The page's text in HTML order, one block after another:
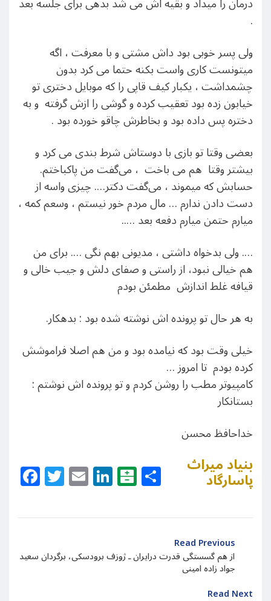
.
ولی پسر خوبی بود داش مشتی و با معرفت ، اگه
میتونست کاری واست بکنه حتما می کرد بدون
چشمداشت ، یکبار کیف قاپی را که موبایل دختری تو
خیابون زده بود تعقیب کرده و گوشی را ازش گرفته و به
دختره پس داده بود و بخاطرش چاقو خورده بود .
بعضی وقتا تو بازی با دوستاش شرط بندی می کرد و
بیشتر وقتا هم می باخت ، می‌گفت من پاکباختم.
حسابش که میموند ، می‌گفت دکتر…. چیزی واسه از
دست دادن ندارم … مال مردم خور نیستم ، وسعم کمه ،
میارم حتمن میارم دفعه بعد …..
…. ولی بدخواه داشتی ، مدیونی بهم نگی …. برای من
هم خیالی نبود، از راستی و صفای دلش و جیب خالی و
قیافه غلط اندازش مطمئن بودم
به هر حال تو پرونده اش نوشته شده بود : بدهکار.
خیلی وقت بود که نیامده بود و من هم اصلا فراموشش
کرده بودم تا امروز …
کامپیوتر مطب را روشن کردم و تو پرونده اش نوشتم :
بستانکار
خداحافظ محسن
Facebook
Twitter
EmailLinkedIn
Balatarin
Share
بنیاد میراث
پاسارگاد
Read Previous
از هم گسستگی قدرت درایران ـ ژوزف برودسکی، برگردان سعید
جواد زاده امینی
Read Next